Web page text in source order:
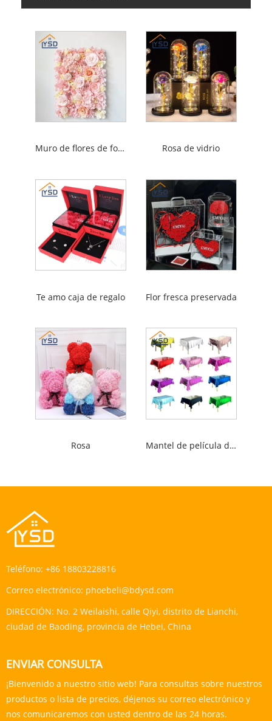
Muro de flores de fondo Rosa de vidrio
Te amo caja de regalo Flor fresca preservada
Rosa Mantel de película de aluminio
Teléfono: +86 18803228816
Correo electrónico: phoebeli@bdysd.com
DIRECCIÓN: No. 2 Weilaishi, calle Qiyi, distrito de Lianchi,
ciudad de Baoding, provincia de Hebei, China
ENVIAR CONSULTA
¡Bienvenido a nuestro sitio web! Para consultas sobre nuestros
productos o lista de precios, déjenos su correo electrónico y
nos comunicaremos con usted dentro de las 24 horas.